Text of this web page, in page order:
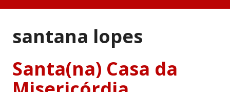
santana lopes
Santa(na) Casa da